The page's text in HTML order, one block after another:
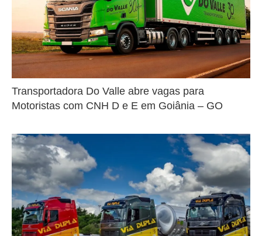
Transportadora Do Valle abre vagas para
Motoristas com CNH D e E em Goiânia – GO